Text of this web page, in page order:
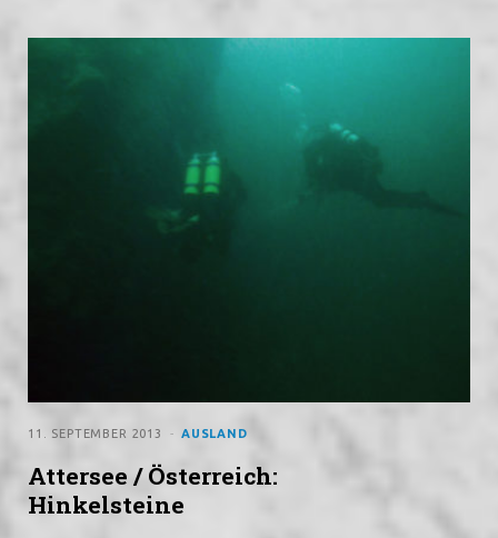
AUSLAND
11. SEPTEMBER 2013
Attersee / Österreich:
Hinkelsteine